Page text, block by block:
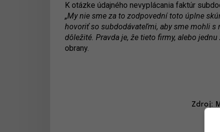
K otázke údajného nevyplácania faktúr
„My nie sme za to zodpovední toto úplne
hovoriť so subdodávateľmi, aby sme mohli s
dôležité. Pravda je, že tieto firmy, alebo
obrany.
Zdroj: